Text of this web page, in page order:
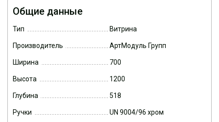
Общие данные
Тип Витрина
Производитель АртМодуль Групп
Ширина 700
Высота 1200
Глубина 518
Ручки UN 9004/96 хром